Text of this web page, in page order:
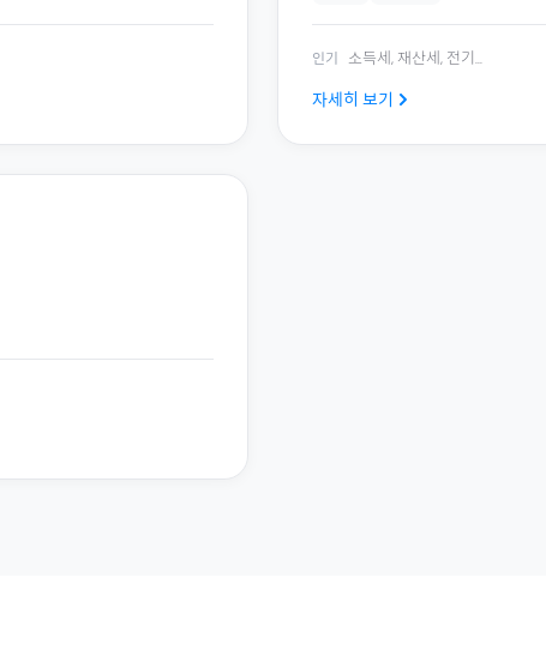
인기 소득세, 재산세, 전기 ...
자세히 보기